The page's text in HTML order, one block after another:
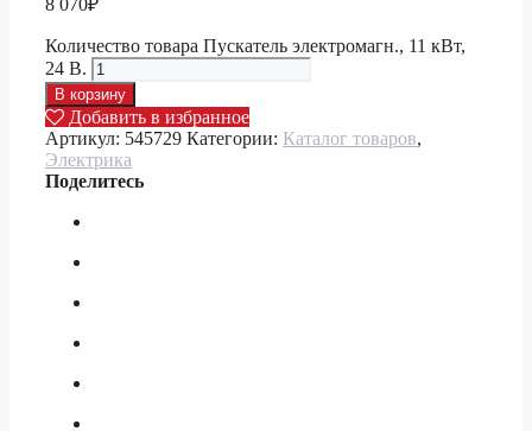
8 070₽
Количество товара Пускатель электромагн., 11 кВт,
24 В.
В корзину
Добавить в избранное
Артикул: 545729 Категории: Каталог товаров,
Электрика
Поделитесь